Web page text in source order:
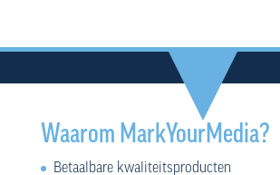
Waarom MarkYourMedia?
Betaalbare kwaliteitsproducten